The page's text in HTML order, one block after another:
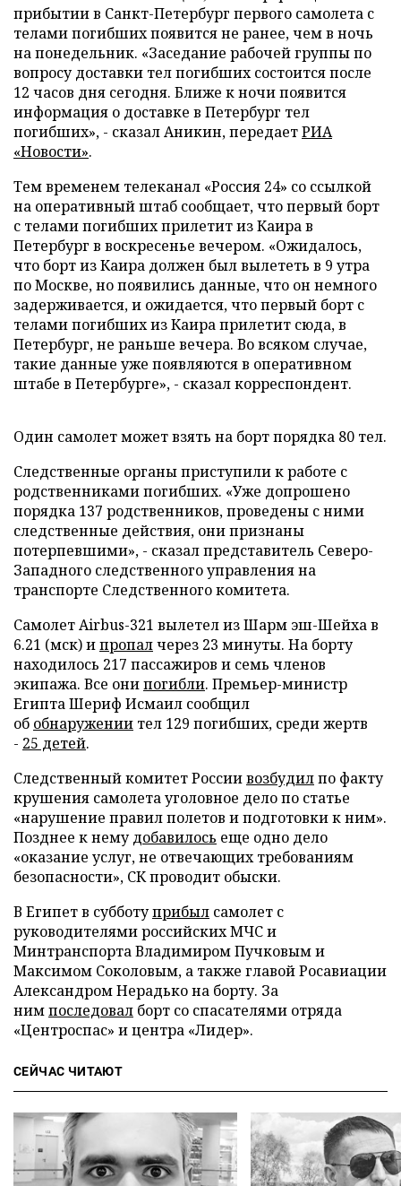
прибытии в Санкт-Петербург первого самолета с
телами погибших появится не ранее, чем в ночь
на понедельник. «Заседание рабочей группы по
вопросу доставки тел погибших состоится после
12 часов дня сегодня. Ближе к ночи появится
информация о доставке в Петербург тел
погибших», - сказал Аникин, передаетРИА
«Новости».
Тем временем телеканал «Россия 24» со ссылкой
на оперативный штаб сообщает, что первый борт
с телами погибших прилетит из Каира в
Петербург в воскресенье вечером. «Ожидалось,
что борт из Каира должен был вылететь в 9 утра
по Москве, но появились данные, что он немного
задерживается, и ожидается, что первый борт с
телами погибших из Каира прилетит сюда, в
Петербург, не раньше вечера. Во всяком случае,
такие данные уже появляются в оперативном
штабе в Петербурге», - сказал корреспондент.
Один самолет может взять на борт порядка 80 тел.
Следственные органы приступили к работе с
родственниками погибших. «Уже допрошено
порядка 137 родственников, проведены с ними
следственные действия, они признаны
потерпевшими», - сказал представитель Северо-
Западного следственного управления на
транспорте Следственного комитета.
Самолет Аirbus-321 вылетел из Шарм эш-Шейха в
6.21 (мск) ипропалчерез 23 минуты. На борту
находилось 217 пассажиров и семь членов
экипажа. Все онипогибли. Премьер-министр
Египта Шериф Исмаил сообщил
об обнаружении тел 129 погибших, среди жертв
- 25 детей.
Следственный комитет Россиивозбудилпо факту
крушения самолета уголовное дело по статье
«нарушение правил полетов и подготовки к ним».
Позднее к немудобавилось еще одно дело
«оказание услуг, не отвечающих требованиям
безопасности», СК проводит обыски.
В Египет в субботуприбыл самолет с
руководителями российских МЧС и
Минтранспорта Владимиром Пучковым и
Максимом Соколовым, а также главой Росавиации
Александром Нерадько на борту. За
нимпоследовал борт со спасателями отряда
«Центроспас» и центра «Лидер».
СЕЙЧАС ЧИТАЮТ